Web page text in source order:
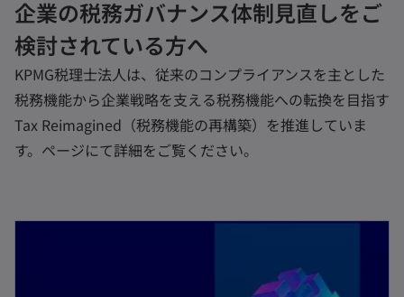
企業の税務ガバナンス体制見直しをご
検討されている方へ
KPMG税理士法人は、従来のコンプライアンスを主とした
税務機能から企業戦略を支える税務機能への転換を目指す
Tax Reimagined（税務機能の再構築）を推進していま
す。ページにて詳細をご覧ください。